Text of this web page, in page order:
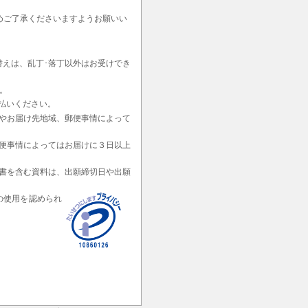
了承くださいますようお願いい
は、乱丁･落丁以外はお受けでき
ください。
お届け先地域、郵便事情によって
事情によってはお届けに３日以上
を含む資料は、出願締切日や出願
使用を認められ